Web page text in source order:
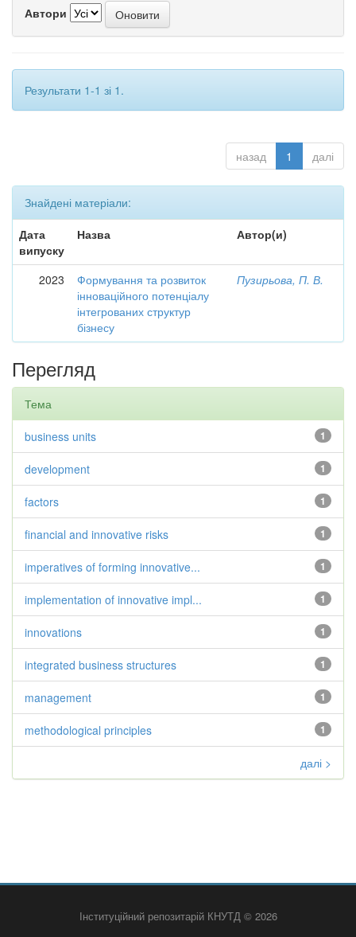
Автори
Результати 1-1 зі 1.
назад 1 далі
Знайдені матеріали:
Дата
випуску
Назва Автор(и)
2023
Формування та розвиток
інноваційного потенціалу
інтегрованих структур
бізнесу
Пузирьова, П. В.
Перегляд
Тема
1
business units
1
development
1
factors
1
financial and innovative risks
1
imperatives of forming innovative...
1
implementation of innovative impl...
1
innovations
1
integrated business structures
1
management
1
methodological principles
далі >
Інституційний репозитарій КНУТД © 2026